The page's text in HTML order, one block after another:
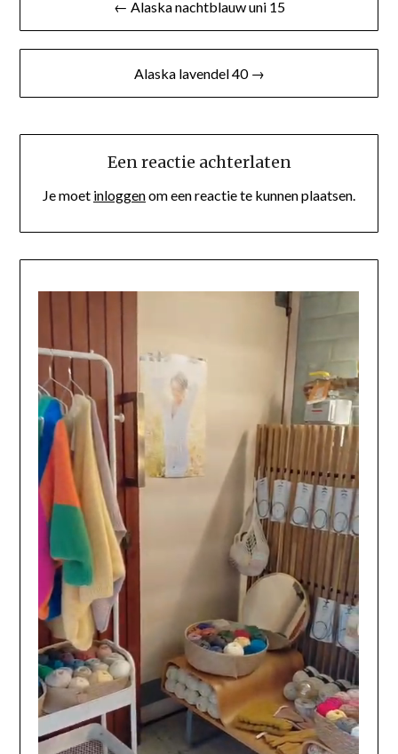
← Alaska nachtblauw uni 15
Alaska lavendel 40 →
Een reactie achterlaten
Je moet inloggenom een reactie te kunnen plaatsen.